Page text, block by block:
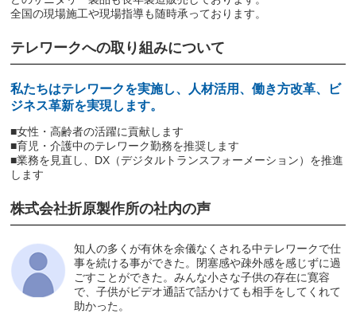
全国の現場施工や現場指導も随時承っております。
テレワークへの取り組みについて
私たちはテレワークを実施し、人材活用、働き方改革、ビ
ジネス革新を実現します。
■女性・高齢者の活躍に貢献します
■育児・介護中のテレワーク勤務を推奨します
■業務を見直し、DX（デジタルトランスフォーメーション）を推進
します
株式会社折原製作所の社内の声
知人の多くが有休を余儀なくされる中テレワークで仕
事を続ける事ができた。閉塞感や疎外感を感じずに過
ごすことができた。みんな小さな子供の存在に寛容
で、子供がビデオ通話で話かけても相手をしてくれて
助かった。